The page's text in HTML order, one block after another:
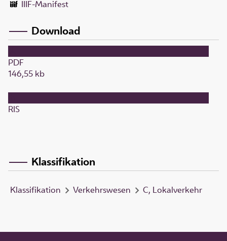
IIIF-Manifest
Download
PDF
146,55 kb
RIS
Klassifikation
Klassifikation Verkehrswesen C, Lokalverkehr